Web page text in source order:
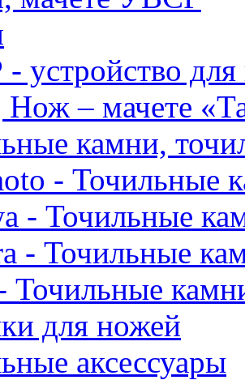
устройство для
Нож – мачете
камни,
- Точильные
- Точильные
- Точильные
Точильные
для ножей
аксессуары